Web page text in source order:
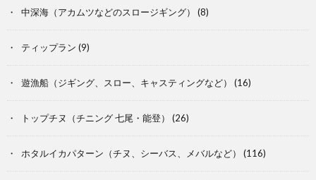
中深海（アカムツなどのスロージギング） (8)
ティップラン (9)
遊漁船（ジギング、スロー、キャスティングなど） (16)
トップチヌ（チニング 七尾・能登） (26)
ホタルイカパターン（チヌ、シーバス、メバルなど） (116)